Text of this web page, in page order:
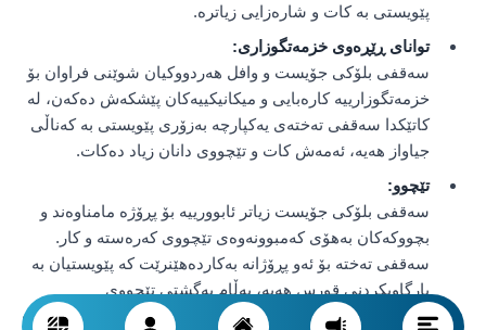
پێویستی بە کات و شارەزایی زیاترە.
توانای ڕێڕەوی خزمەتگوزاری:
سەقفی بلۆکی جۆیست و وافل هەردووکیان شوێنی فراوان بۆ
خزمەتگوزارییە کارەبایی و میکانیکییەکان پێشکەش دەکەن، لە
کاتێکدا سەقفی تەختەی یەکپارچە بەزۆری پێویستی بە کەناڵی
جیاواز هەیە، ئەمەش کات و تێچووی دانان زیاد دەکات.
تێچوو:
سەقفی بلۆکی جۆیست زیاتر ئابوورییە بۆ پڕۆژە مامناوەند و
بچووکەکان بەهۆی کەمبوونەوەی تێچووی کەرەستە و کار.
سەقفی تەختە بۆ ئەو پڕۆژانە بەکاردەهێنرێت کە پێویستیان بە
بارگاویکردنی قورس هەیە، بەڵام بەگشتی تێچووی
جێبەجێکردنیان زیاترە. تەختەی وافل، بە پاشەکەوتکردنی ماددە